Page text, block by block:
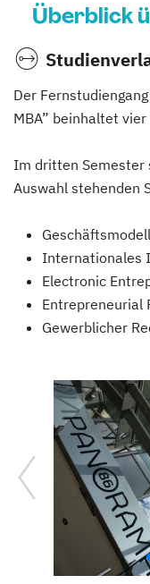
Überblick
Der
MBA” beinhaltet
Im dritten Semester
Auswahl stehenden
Internationales
Electronic
Entrepreneurial
Gewerblicher